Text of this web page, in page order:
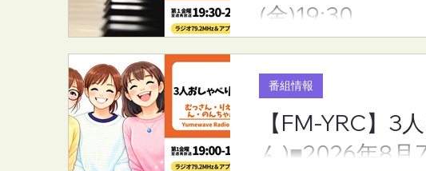
(金)19:30
【FM-YRC】3
ん)■2026年8月
番組情報